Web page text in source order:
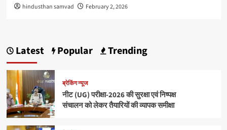
hindusthan samvad February 2, 2026
Latest Popular Trending
ब्रेकिंग न्यूज
नीट (UG) परीक्षा-2026 की सुरक्षा एवं निष्पक्ष
संचालन को लेकर तैयारियों की व्यापक समीक्षा